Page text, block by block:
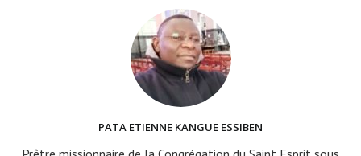
PATA ETIENNE KANGUE ESSIBEN